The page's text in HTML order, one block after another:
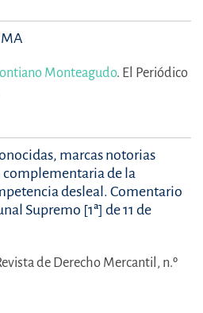
Monteagudo. El Periódico
marcas notorias
de la
desleal. Comentario
Supremo [1ª] de 11 de
de Derecho Mercantil, n.º